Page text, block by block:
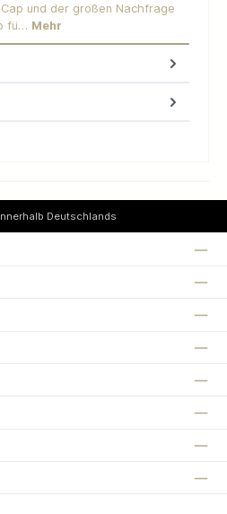
und der großen Nachfrage
fü… Mehr
Deutschlands